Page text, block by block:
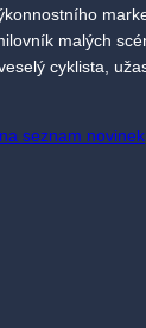
malých
cyklista,
seznam novinek